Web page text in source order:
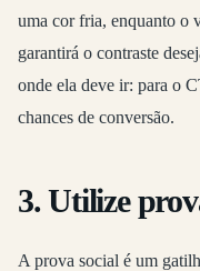
uma cor fria, enquanto o
garantirá o contraste
onde ela deve ir: para o
chances de conversão.
3. Utilize
A prova social é um